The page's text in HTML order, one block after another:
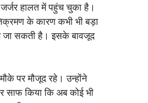
हालत में पहुंच चुका है।
के कारण कभी भी बड़ा
जा सकती है। इसके बावजूद
पर मौजूद रहे। उन्होंने
साफ किया कि अब कोई भी